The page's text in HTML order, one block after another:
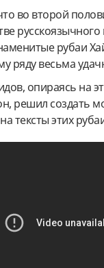
во второй
рубаи
ряду весьма
опираясь на
решил создать
тексты этих